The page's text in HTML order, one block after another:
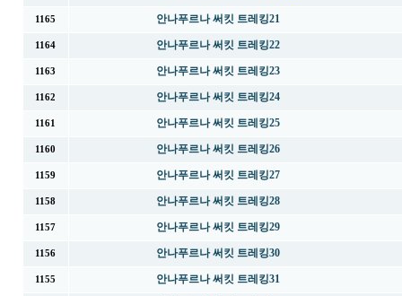
1165 안나푸르나 써킷 트레킹21
1164 안나푸르나 써킷 트레킹22
1163 안나푸르나 써킷 트레킹23
1162 안나푸르나 써킷 트레킹24
1161 안나푸르나 써킷 트레킹25
1160 안나푸르나 써킷 트레킹26
1159 안나푸르나 써킷 트레킹27
1158 안나푸르나 써킷 트레킹28
1157 안나푸르나 써킷 트레킹29
1156 안나푸르나 써킷 트레킹30
1155 안나푸르나 써킷 트레킹31